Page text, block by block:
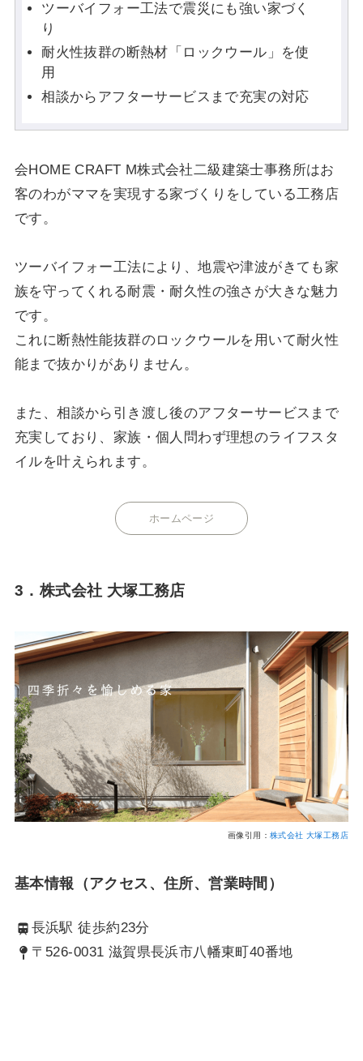
ツーバイフォー工法で震災にも強い家づく
り
耐火性抜群の断熱材「ロックウール」を使
用
相談からアフターサービスまで充実の対応
会HOME CRAFT M株式会社二級建築士事務所はお
客のわがママを実現する家づくりをしている工務店
です。
ツーバイフォー工法により、地震や津波がきても家
族を守ってくれる耐震・耐久性の強さが大きな魅力
です。
これに断熱性能抜群のロックウールを用いて耐火性
能まで抜かりがありません。
また、相談から引き渡し後のアフターサービスまで
充実しており、家族・個人問わず理想のライフスタ
イルを叶えられます。
ホームページ
3．株式会社 大塚工務店
画像引用：株式会社 大塚工務店
基本情報（アクセス、住所、営業時間）
長浜駅 徒歩約23分
〒526-0031 滋賀県長浜市八幡東町40番地